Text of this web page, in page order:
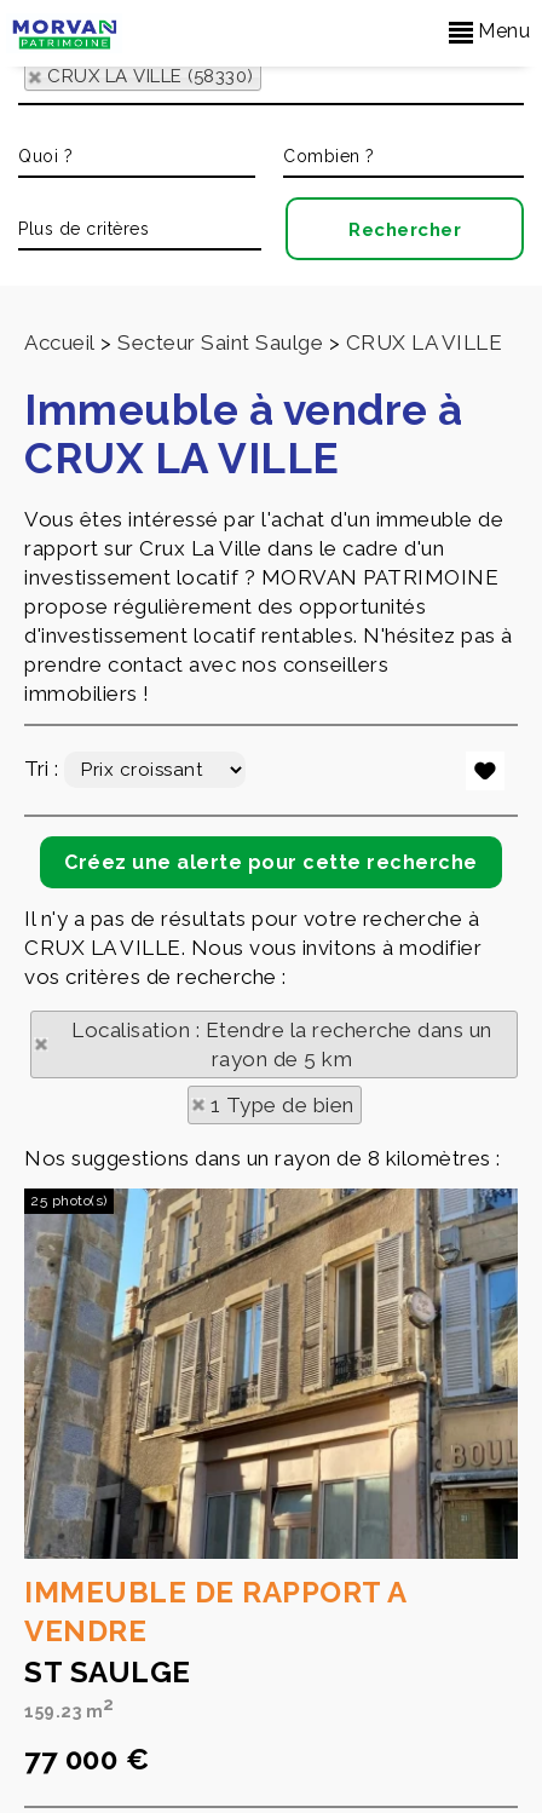
Menu
CRUX LA VILLE (58330)
Accueil > Secteur Saint Saulge > CRUX LA VILLE
Immeuble à vendre à
CRUX LA VILLE
Vous êtes intéressé par l'achat d'un immeuble de
rapport sur Crux La Ville dans le cadre d'un
investissement locatif ? MORVAN PATRIMOINE
propose régulièrement des opportunités
d'investissement locatif rentables. N'hésitez pas à
prendre contact avec nos conseillers
immobiliers !
Tri :
Il n'y a pas de résultats pour votre recherche à
CRUX LA VILLE. Nous vous invitons à modifier
vos critères de recherche :
Localisation : Etendre la recherche dans un
rayon de 5 km
1 Type de bien
Nos suggestions dans un rayon de 8 kilomètres :
25 photo(s)
IMMEUBLE DE RAPPORT A
VENDRE
ST SAULGE
159.23 m2
77 000 €